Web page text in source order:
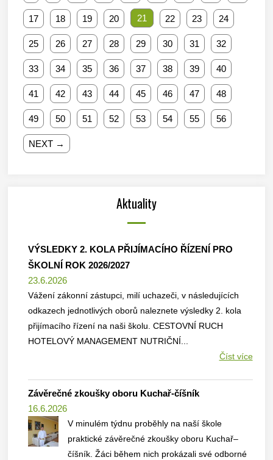
17 18 19 20 21 22 23 24
25 26 27 28 29 30 31 32
33 34 35 36 37 38 39 40
41 42 43 44 45 46 47 48
49 50 51 52 53 54 55 56
NEXT →
Aktuality
VÝSLEDKY 2. KOLA PŘIJÍMACÍHO ŘÍZENÍ PRO
ŠKOLNÍ ROK 2026/2027
23.6.2026
Vážení zákonní zástupci, milí uchazeči, v následujících
odkazech jednotlivých oborů naleznete výsledky 2. kola
přijímacího řízení na naši školu. CESTOVNÍ RUCH
HOTELOVÝ MANAGEMENT NUTRIČNÍ...
Číst více
Závěrečné zkoušky oboru Kuchař-číšník
16.6.2026
V minulém týdnu proběhly na naší škole
praktické závěrečné zkoušky oboru Kuchař–
číšník. Žáci během nich prokázali své odborné